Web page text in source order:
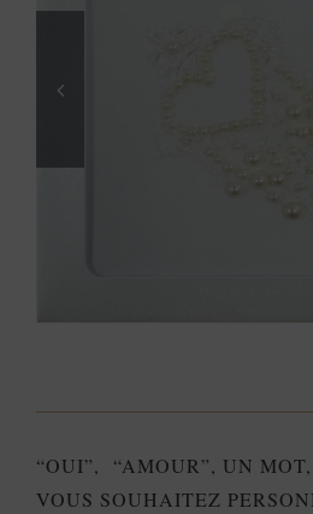
“OUI”, “AMOUR”, UN
VOUS SOUHAITEZ